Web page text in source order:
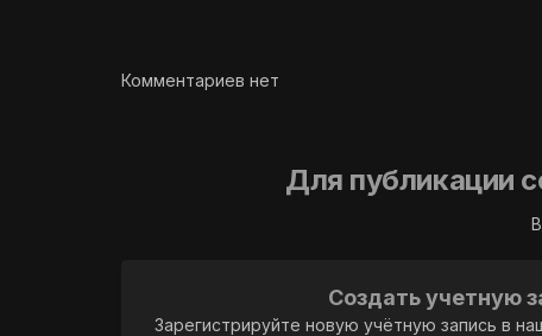
Комментариев нет
Для публикации
Создать учетную
Зарегистрируйте новую учётную запись в